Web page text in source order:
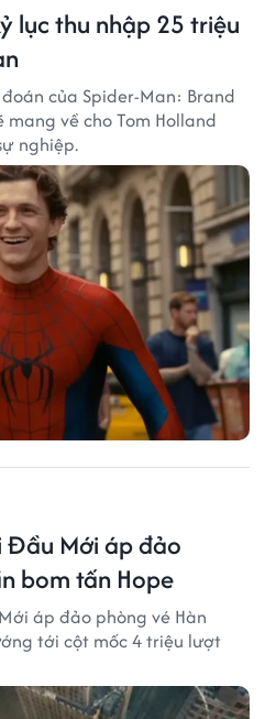
lục thu nhập 25 triệu
của Spider-Man: Brand
về cho Tom Holland
nghiệp.
Đầu Mới áp đảo
bom tấn Hope
áp đảo phòng vé Hàn
tới cột mốc 4 triệu lượt